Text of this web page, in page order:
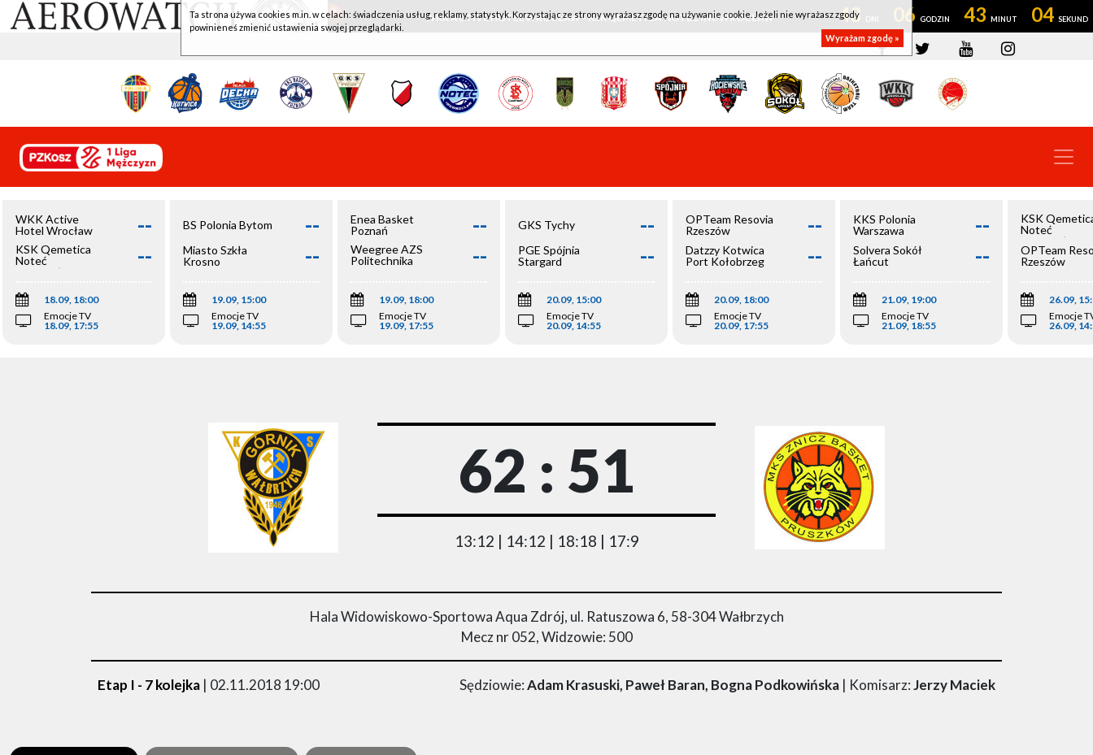
WKK ACTIVE HOTEL WROCŁAW - KSK QEMETICA NOTEĆ INOWROCŁAW 43 06 43 03
WKK Active
Hotel Wrocław
--
KSK Qemetica
Noteć
Inowrocław
--
18.09, 18:00
Emocje TV
18.09, 17:55
BS Polonia Bytom --
Miasto Szkła
Krosno
--
19.09, 15:00
Emocje TV
19.09, 14:55
Enea Basket
Poznań
--
Weegree AZS
Politechnika
--
19.09, 18:00
Emocje TV
19.09, 17:55
GKS Tychy --
PGE Spójnia
Stargard
--
20.09, 15:00
Emocje TV
20.09, 14:55
OPTeam Resovia
Rzeszów
--
Datzzy Kotwica
Port Kołobrzeg
--
20.09, 18:00
Emocje TV
20.09, 17:55
KKS Polonia
Warszawa
--
Solvera Sokół
Łańcut
--
21.09, 19:00
Emocje TV
21.09, 18:55
KSK
Noteć
Inowrocław
OPTeam
Rzeszów
26.09,
Emocje
26.09,
62 : 51
13:12 | 14:12 | 18:18 | 17:9
Hala Widowiskowo-Sportowa Aqua Zdrój, ul. Ratuszowa 6, 58-304 Wałbrzych
Mecz nr 052, Widzowie: 500
Etap I - 7 kolejka | 02.11.2018 19:00 Sędziowie:Adam Krasuski, Paweł Baran, Bogna Podkowińska| Komisarz:Jerzy Maciek
Ta strona używa cookies m.in. w celach: świadczenia usług, reklamy, statystyk. Korzystając ze strony wyrażasz zgodę na używanie cookie. Jeżeli nie wyrażasz zgody
powinieneś zmienić ustawienia swojej przeglądarki.
Wyrażam zgodę »